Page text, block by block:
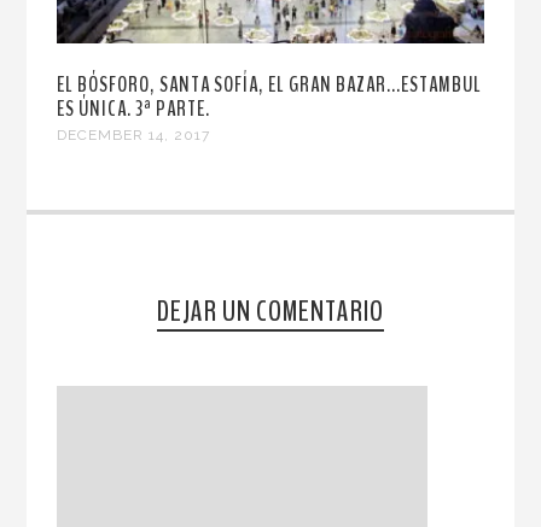
EL BÓSFORO, SANTA SOFÍA, EL GRAN BAZAR...ESTAMBUL
ES ÚNICA. 3ª PARTE.
DECEMBER 14, 2017
DEJAR UN COMENTARIO